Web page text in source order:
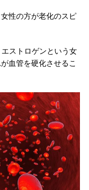
性の方が老化のスピ
エストロゲンという女
血管を硬化させるこ